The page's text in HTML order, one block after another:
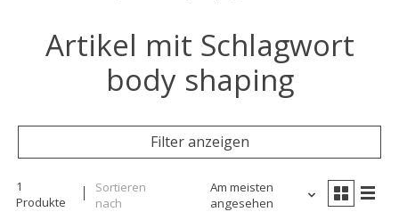
Artikel mit Schlagwort
body shaping
Filter anzeigen
1
Produkte
Sortieren
nach
Am meisten
angesehen